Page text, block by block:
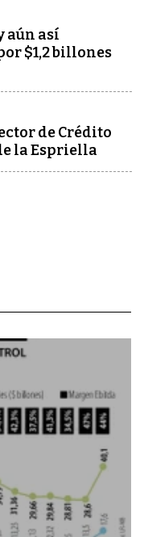
aún así
$1,2 billones
de Crédito
la Espriella